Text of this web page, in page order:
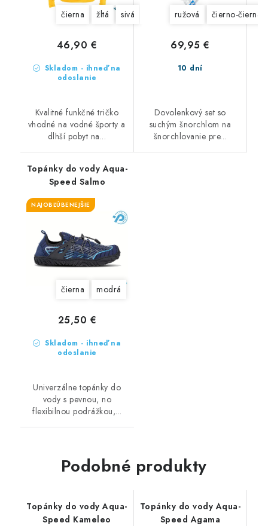
čierna žltá sivá
Skladom - ihneď na
odoslanie
46,90 €
Kvalitné funkčné tričko
vhodné na vodné športy a
dlhší pobyt na...
ružová čierno-čierna
10 dní
69,95 €
Dovolenkový set so
suchým šnorchlom na
šnorchlovanie pre...
Topánky do vody Aqua-
Speed Salmo
NAJOBĽÚBENEJŠIE
čierna modrá
Skladom - ihneď na
odoslanie
25,50 €
Univerzálne topánky do
vody s pevnou, no
flexibilnou podrážkou,...
Podobné produkty
Topánky do vody Aqua-
Speed Kameleo
Topánky do vody Aqua-
Speed Agama